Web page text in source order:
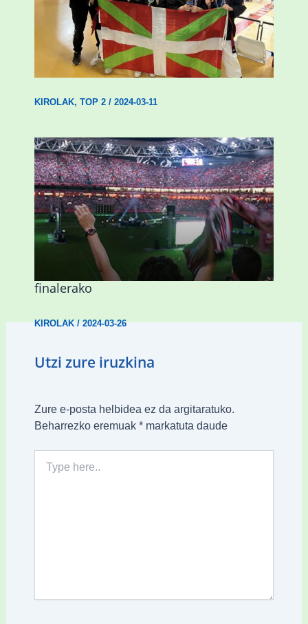
Wadokan garaile Espainiako txapelketan
14 dominarekin
KIROLAK, TOP 2/ 2024-03-11
Abadiñok eta Ermuak ere pantaila
erraldoiak jarriko dituzte Kopako
finalerako
KIROLAK/2024-03-26
Utzi zure iruzkina
Zure e-posta helbidea ez da argitaratuko.
Beharrezko eremuak *markatuta daude
here..